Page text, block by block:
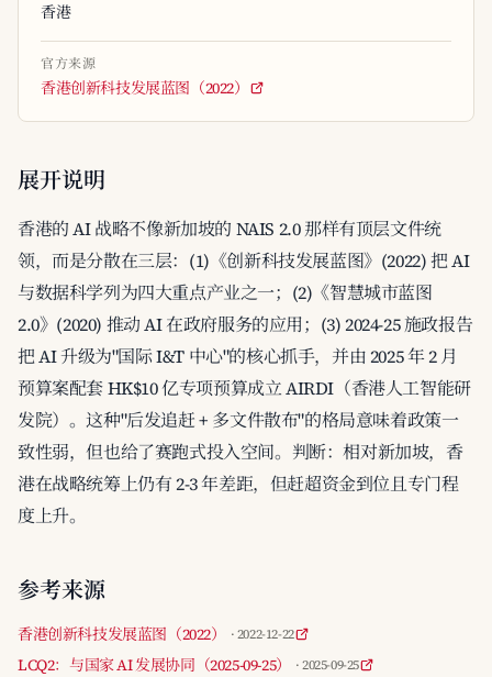
香港
官方来源
香港创新科技发展蓝图（2022）
展开说明
香港的 AI 战略不像新加坡的 NAIS 2.0 那样有顶层文件统
领，而是分散在三层：(1)《创新科技发展蓝图》(2022) 把 AI
与数据科学列为四大重点产业之一；(2)《智慧城市蓝图
2.0》(2020) 推动 AI 在政府服务的应用；(3) 2024-25 施政报告
把 AI 升级为"国际 I&T 中心"的核心抓手，并由 2025 年 2 月
预算案配套 HK$10 亿专项预算成立 AIRDI（香港人工智能研
发院）。这种"后发追赶 + 多文件散布"的格局意味着政策一
致性弱，但也给了赛跑式投入空间。判断：相对新加坡，香
港在战略统筹上仍有 2-3 年差距，但赶超资金到位且专门程
度上升。
参考来源
香港创新科技发展蓝图（2022） · 2022-12-22
LCQ2：与国家 AI 发展协同（2025-09-25） · 2025-09-25